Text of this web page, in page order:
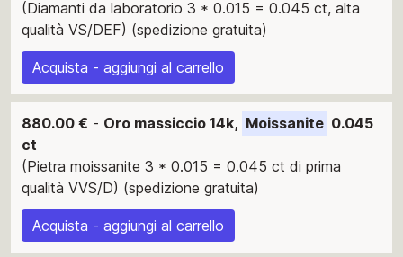
(Diamanti da laboratorio 3 * 0.015 = 0.045 ct, alta
qualità VS/DEF) (spedizione gratuita)
Acquista - aggiungi al carrello
880.00 € - Oro massiccio 14k, Moissanite 0.045
ct
(Pietra moissanite 3 * 0.015 = 0.045 ct di prima
qualità VVS/D) (spedizione gratuita)
Acquista - aggiungi al carrello